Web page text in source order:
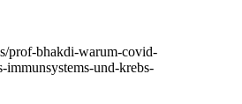
prof-bhakdi-warum-covid-
immunsystems-und-krebs-